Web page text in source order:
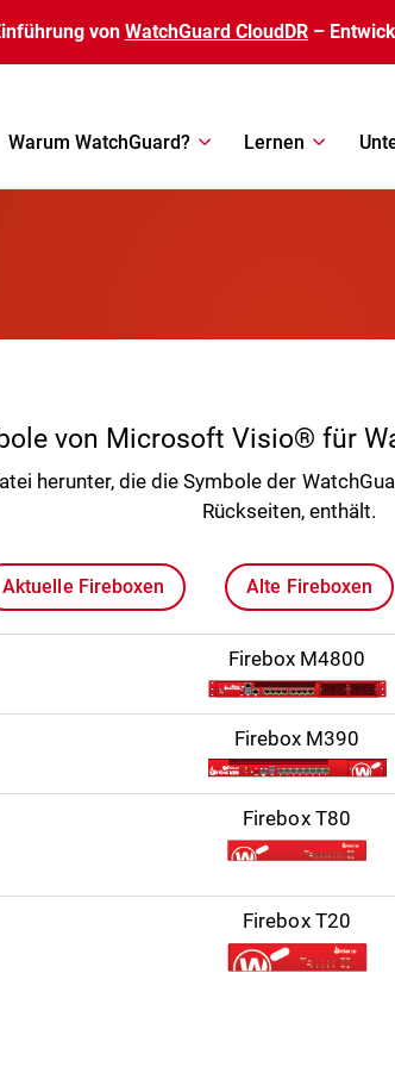
von WatchGuard CloudDR –
Warum WatchGuard? Lernen
von Microsoft Visio® für
herunter, die die Symbole der
Rückseiten, enthält.
Aktuelle Fireboxen Alte Fireboxen
Firebox M4800
Firebox M390
Firebox T80
Firebox T20